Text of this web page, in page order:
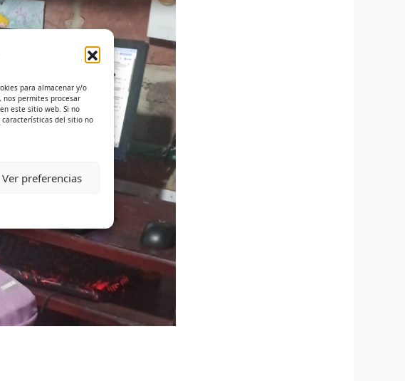
para almacenar y/o
permites procesar
este sitio web. Si no
del sitio no
Ver preferencias